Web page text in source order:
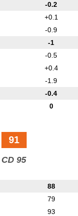
-0.2
+0.1
-0.9
-1
-0.5
+0.4
-1.9
-0.4
0
91
CD 95
88
79
93